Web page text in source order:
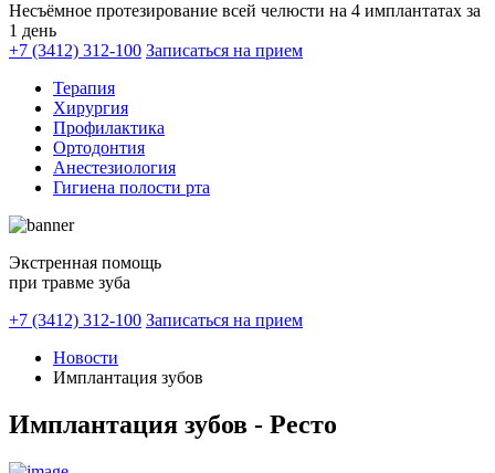
Несъёмное протезирование всей челюсти на 4 имплантатах за
1 день
+7 (3412) 312-100 Записаться на прием
Терапия
Хирургия
Профилактика
Ортодонтия
Анестезиология
Гигиена полости рта
Экстренная помощь
при травме зуба
+7 (3412) 312-100 Записаться на прием
Новости
Имплантация зубов
Имплантация зубов - Ресто